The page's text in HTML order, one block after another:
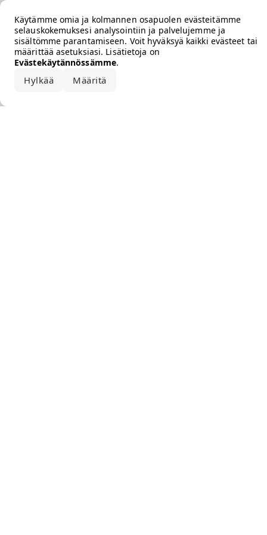
Käytämme omia ja kolmannen osapuolen evästeitämme
selauskokemuksesi analysointiin ja palvelujemme ja
sisältömme parantamiseen. Voit hyväksyä kaikki evästeet tai
määrittää asetuksiasi. Lisätietoja on
Evästekäytännössämme.
Hylkää Määritä
Error loading the brand